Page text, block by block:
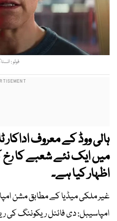
فوٹو :
ہالی ووڈ کے معروف اداکار
میں ایک نئے شعبے کا
اظہار کیا ہے۔
غیر ملکی میڈیا کے مطابق مشن
امپاسیبل: دی فائنل ریکوننگ کی